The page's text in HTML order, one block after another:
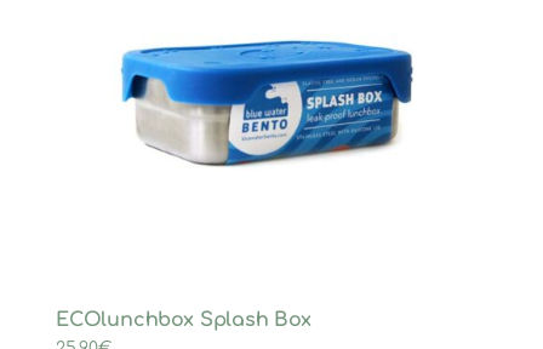
ECOlunchbox Splash Box